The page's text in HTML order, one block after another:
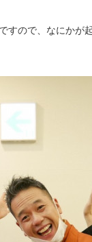
ので、なにかが